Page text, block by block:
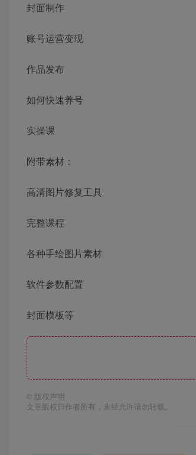
封面制作
账号运营变现
作品发布
如何快速养号
实操课
附带素材：
高清图片修复工具
完整课程
各种手绘图片素材
软件参数配置
封面模板等
© 版权声明
文章版权归作者所有，未经允许请勿转载。